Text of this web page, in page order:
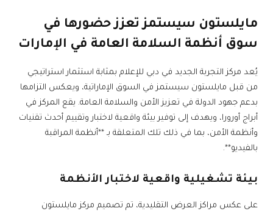
مايلستون سيستمز تعزز حضورها في
سوق أنظمة السلامة العامة في الإمارات
يُعد مركز التجربة الجديد في دبي للإعلام بمثابة استثمار استراتيجي
من قبل مايلستون سيستمز في السوق الإماراتية، ويعكس التزامها
بدعم جهود الدولة في تعزيز الأمن والسلامة العامة. يقع المركز في
أبراج أورورا، ويهدف إلى توفير بيئة واقعية لاختبار وتقييم أحدث تقنيات
وأنظمة الأمن، بما في ذلك تلك المتعلقة بـ **أنظمة المراقبة
بالفيديو**.
بيئة تشغيلية واقعية لاختبار الأنظمة
على عكس مراكز العرض التقليدية، تم تصميم مركز مايلستون